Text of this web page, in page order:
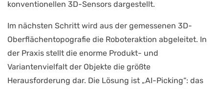
konventionellen 3D-Sensors dargestellt.
Im nächsten Schritt wird aus der gemessenen 3D-
Oberflächentopografie die Roboteraktion abgeleitet. In
der Praxis stellt die enorme Produkt- und
Variantenvielfalt der Objekte die größte
Herausforderung dar. Die Lösung ist „AI-Picking“: das